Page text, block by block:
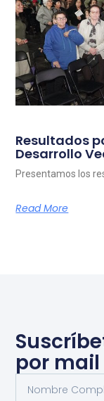
Resultados
Desarrollo
Presentamos los
Read More
por mail